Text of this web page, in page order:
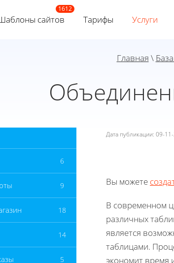
сайтов Тарифы Услуги
Главная \
6
9
18
14
5
Дата публикации: 09-
Вы можете
В современном
различных
является
таблицами.
экономит время